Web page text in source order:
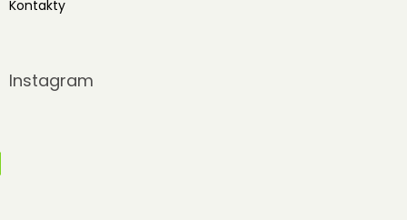
Kontakty
Instagram